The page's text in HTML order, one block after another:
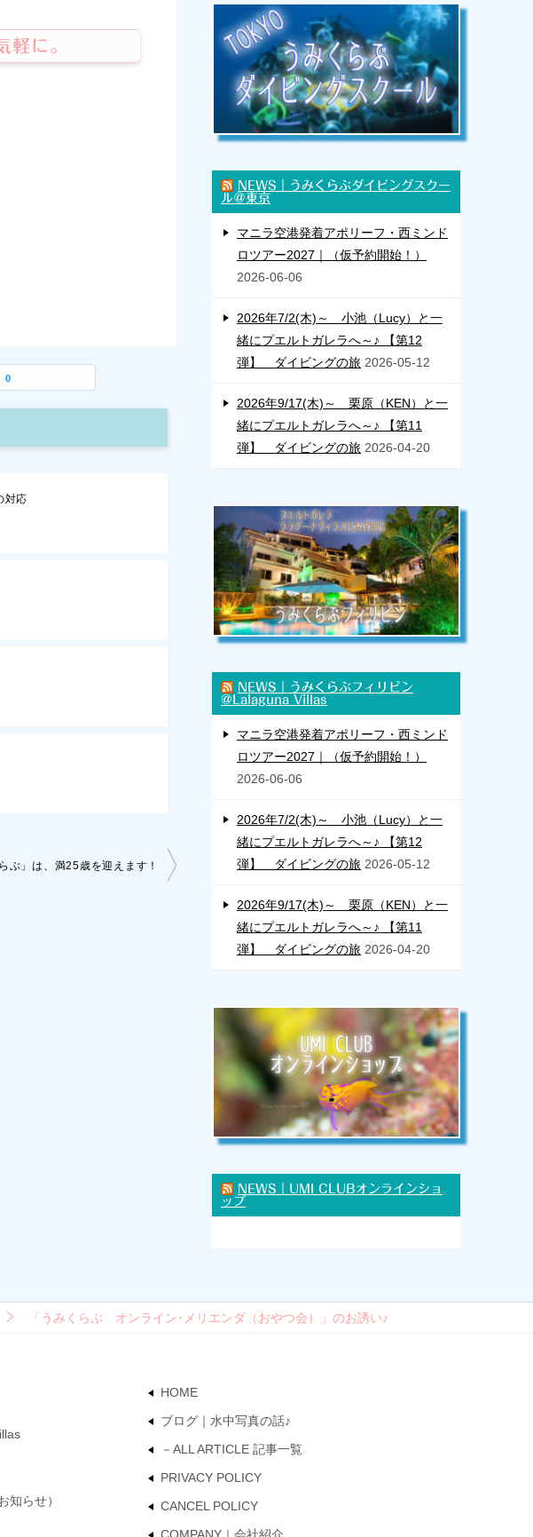
に。
0
対応
ぶ」は、満25歳を迎えます！
NEWS｜うみくらぶダイビングスクー
ル＠東京
マニラ空港発着アポリーフ・西ミンド
ロツアー2027｜（仮予約開始！）
2026-06-06
2026年7/2(木)～ 小池（Lucy）と一
緒にプエルトガレラへ～♪ 【第12
弾】 ダイビングの旅 2026-05-12
2026年9/17(木)～ 栗原（KEN）と一
緒にプエルトガレラへ～♪ 【第11
弾】 ダイビングの旅 2026-04-20
NEWS｜うみくらぶフィリピン
@Lalaguna Villas
マニラ空港発着アポリーフ・西ミンド
ロツアー2027｜（仮予約開始！）
2026-06-06
2026年7/2(木)～ 小池（Lucy）と一
緒にプエルトガレラへ～♪ 【第12
弾】 ダイビングの旅 2026-05-12
2026年9/17(木)～ 栗原（KEN）と一
緒にプエルトガレラへ～♪ 【第11
弾】 ダイビングの旅 2026-04-20
NEWS｜UMI CLUBオンラインショ
ップ
「うみくらぶ オンライン･メリエンダ（おやつ会）」のお誘い♪
知らせ）
HOME
ブログ｜水中写真の話♪
－ALL ARTICLE 記事一覧
PRIVACY POLICY
CANCEL POLICY